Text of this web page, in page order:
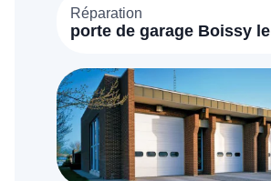
Réparation
porte de garage Boissy le